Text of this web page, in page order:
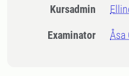
Kursadmin
Examinator Åsa